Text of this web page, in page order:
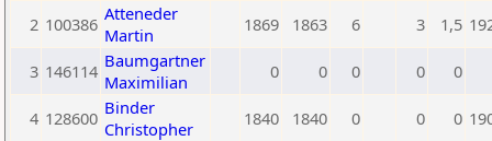
2 100386 Atteneder
Martin
1869 1863 6 3 1,5
3 146114 Baumgartner
Maximilian
0 0 0 0 0
4 128600 Binder
Christopher
1840 1840 0 0 0